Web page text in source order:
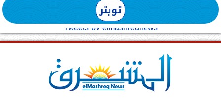
تويتر
Tweets by elmashreqnews